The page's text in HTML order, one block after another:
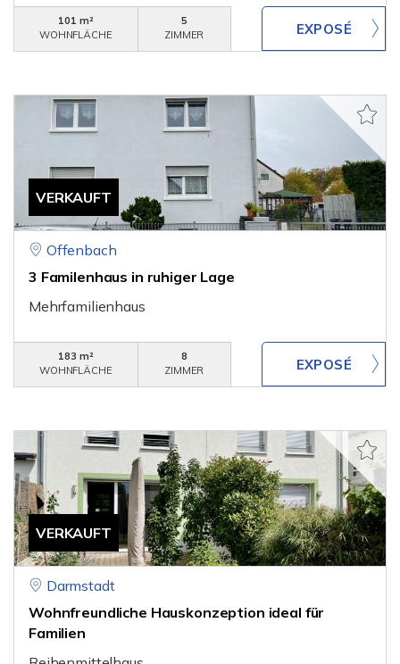
101 m²
WOHNFLÄCHE
5
ZIMMER
VERKAUFT
Offenbach
3 Familenhaus in ruhiger Lage
Mehrfamilienhaus
183 m²
WOHNFLÄCHE
8
ZIMMER
VERKAUFT
Darmstadt
Wohnfreundliche Hauskonzeption ideal für
Familien